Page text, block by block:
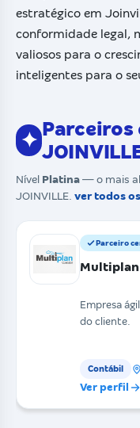
estratégico em
conformidade legal,
valiosos para o
inteligentes para o
✦
Parceiros
Nível Platina — o mais
JOINVILLE. ver todos
Parceiro
Multiplan
Empresa
do cliente.
Contábil
Ver perfil